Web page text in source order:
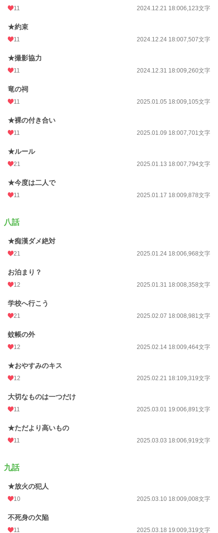
11 2024.12.21 18:006,123文字
★約束
11 2024.12.24 18:007,507文字
★撮影協力
11 2024.12.31 18:009,260文字
竜の祠
11 2025.01.05 18:009,105文字
★裸の付き合い
11 2025.01.09 18:007,701文字
★ルール
21 2025.01.13 18:007,794文字
★今度は二人で
11 2025.01.17 18:009,878文字
八話
★痴漢ダメ絶対
21 2025.01.24 18:006,968文字
お泊まり？
12 2025.01.31 18:008,358文字
学校へ行こう
21 2025.02.07 18:008,981文字
蚊帳の外
12 2025.02.14 18:009,464文字
★おやすみのキス
12 2025.02.21 18:109,319文字
大切なものは一つだけ
11 2025.03.01 19:006,891文字
★ただより高いもの
11 2025.03.03 18:006,919文字
九話
★放火の犯人
10 2025.03.10 18:009,008文字
不死身の欠陥
11 2025.03.18 19:009,319文字